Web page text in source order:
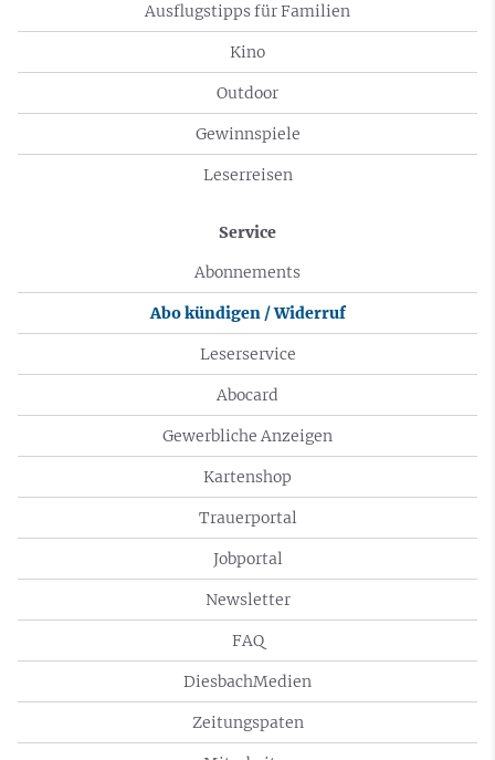
Ausflugstipps für Familien
Kino
Outdoor
Gewinnspiele
Leserreisen
Service
Abonnements
Abo kündigen / Widerruf
Leserservice
Abocard
Gewerbliche Anzeigen
Kartenshop
Trauerportal
Jobportal
Newsletter
FAQ
DiesbachMedien
Zeitungspaten